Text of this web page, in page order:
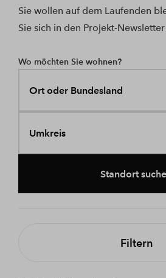
Sie wollen auf dem Laufenden
Sie sich in den Projekt-
Wo möchten Sie wohnen?
Ort oder Bundesland
Umkreis
Standort
Filtern